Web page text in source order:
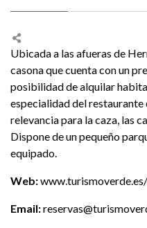
Ubicada a las afueras de
casona que cuenta con un
posibilidad de alquilar
especialidad del restaurante
relevancia para la caza, las
Dispone de un pequeño
equipado.
Web:
Email: